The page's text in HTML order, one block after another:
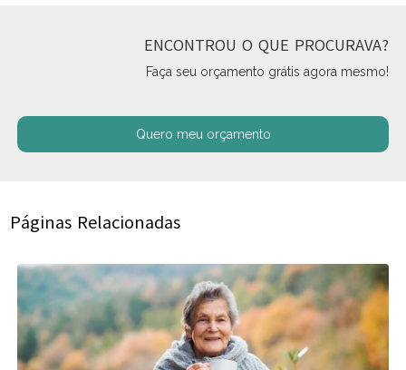
ENCONTROU O QUE PROCURAVA?
Faça seu orçamento grátis agora mesmo!
Quero meu orçamento
Páginas Relacionadas